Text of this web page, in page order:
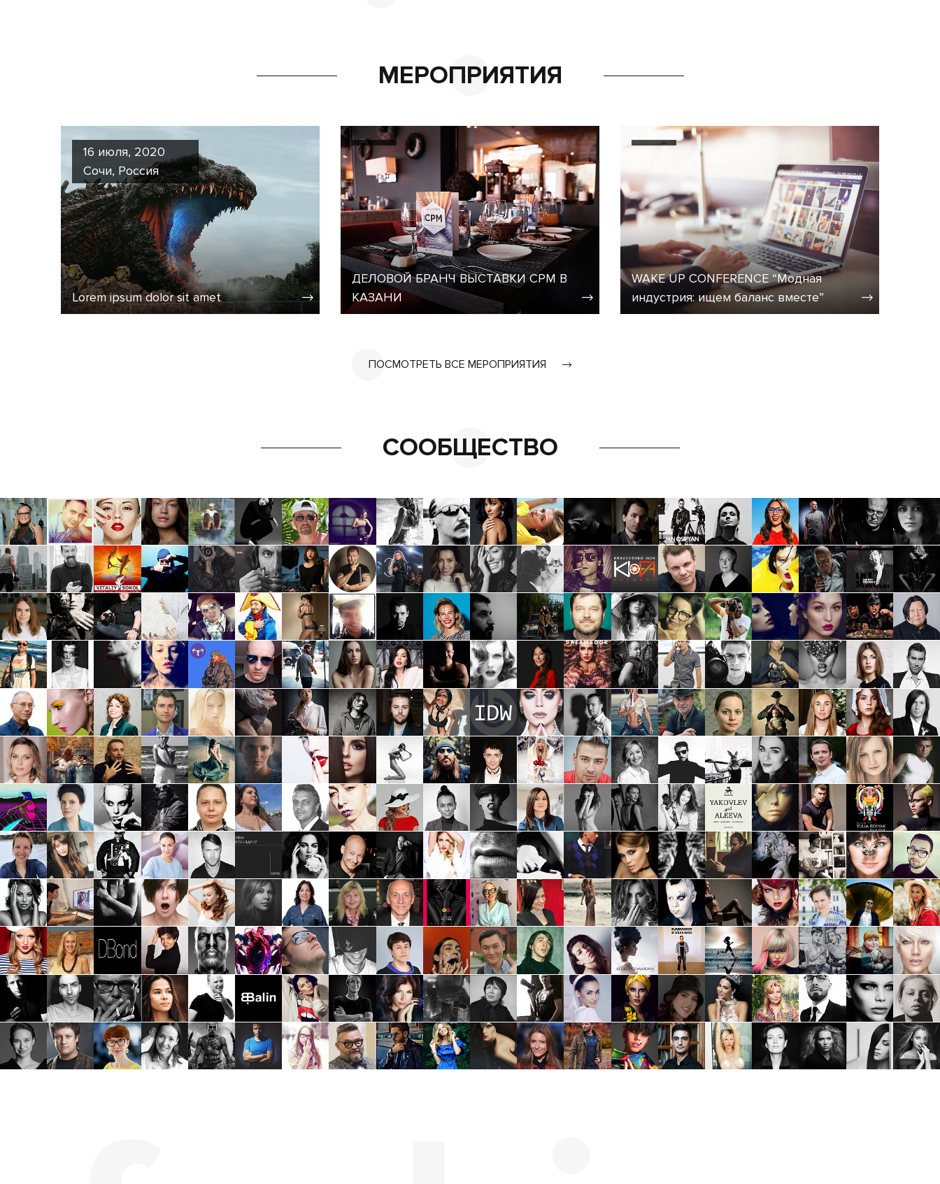
МЕРОПРИЯТИЯ
16 июля, 2020
Сочи, Россия
Lorem ipsum dolor sit amet
ДЕЛОВОЙ БРАНЧ ВЫСТАВКИ CPM В
КАЗАНИ
WAKE UP CONFERENCE “Модная
индустрия: ищем баланс вместе”
ПОСМОТРЕТЬ ВСЕ МЕРОПРИЯТИЯ
СООБЩЕСТВО